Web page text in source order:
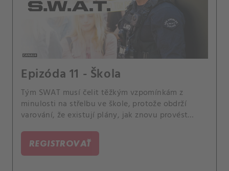
Epizóda 11 - Škola
Tým SWAT musí čelit těžkým vzpomínkám z
minulosti na střelbu ve škole, protože obdrží
varování, že existují plány, jak znovu provést
včas zastavili novou hrozbu, a přitom vzpomínají
na den jejich stresující první mise.
REGISTROVAŤ